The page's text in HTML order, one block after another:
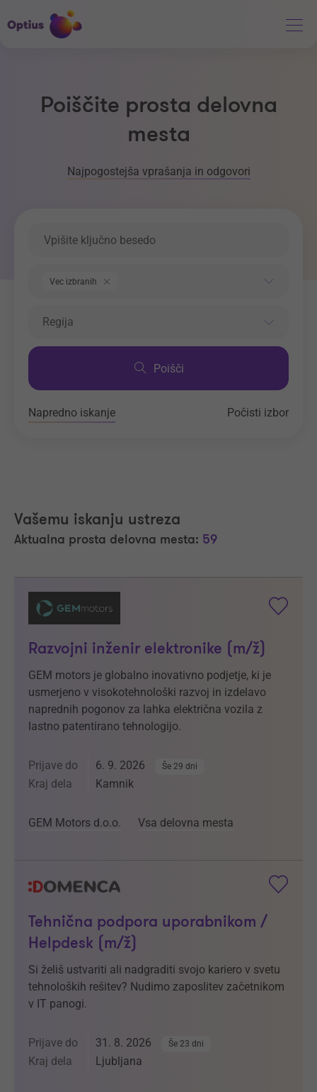
Poiščite prosta delovna
mesta
Najpogostejša vprašanja in odgovori
Vec izbranih
Regija
Poišči
Napredno iskanje Počisti izbor
Vašemu iskanju ustreza
Aktualna prosta delovna mesta: 59
Razvojni inženir elektronike (m/ž)
GEM motors je globalno inovativno podjetje, ki je
usmerjeno v visokotehnološki razvoj in izdelavo
naprednih pogonov za lahka električna vozila z
lastno patentirano tehnologijo.
Prijave do 6. 9. 2026 Še 29 dni
Kraj dela Kamnik
GEM Motors d.o.o. Vsa delovna mesta
Tehnična podpora uporabnikom /
Helpdesk (m/ž)
Si želiš ustvariti ali nadgraditi svojo kariero v svetu
tehnoloških rešitev? Nudimo zaposlitev začetnikom
v IT panogi.
Prijave do 31. 8. 2026 Še 23 dni
Kraj dela Ljubljana